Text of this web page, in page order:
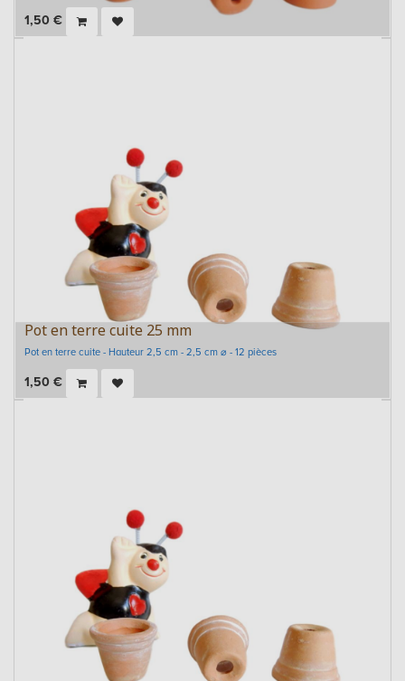
1,50 €
Pot en terre cuite 25 mm
Pot en terre cuite - Hauteur 2,5 cm - 2,5 cm ⌀ - 12 pièces
1,50 €